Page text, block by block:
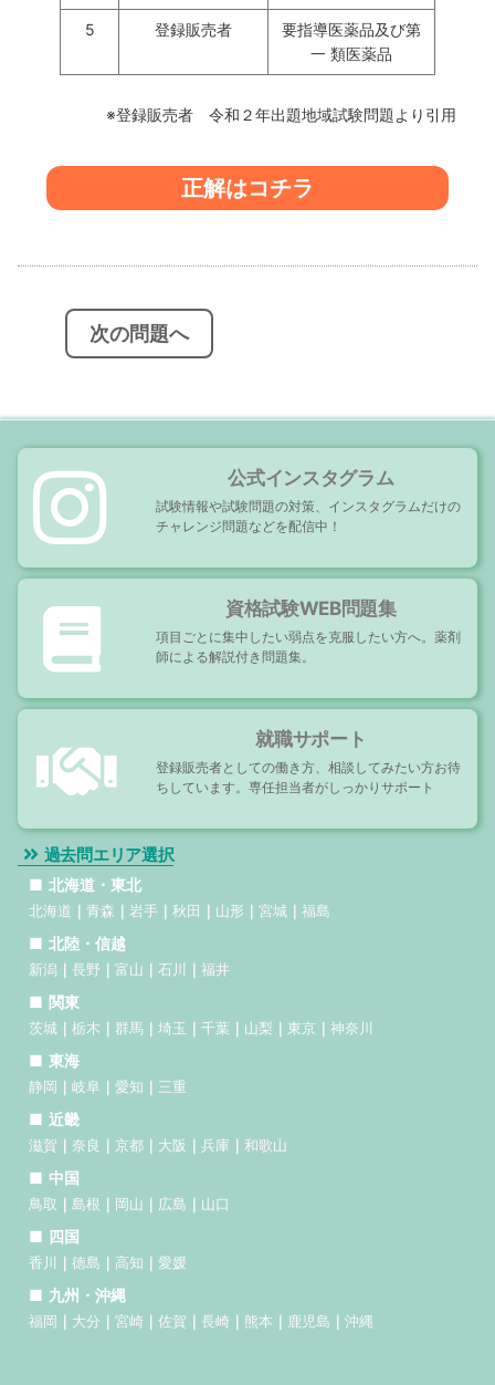
5 登録販売者
要指導医薬品及び第
一 類医薬品
※登録販売者 令和２年出題地域試験問題より引用
正解はコチラ
ン
次の問題へ
公式インスタグラム
試験情報や試験問題の対策、インスタグラムだけの
チャレンジ問題などを配信中！
資格試験WEB問題集
項目ごとに集中したい弱点を克服したい方へ。薬剤
師による解説付き問題集。
就職サポート
登録販売者としての働き方、相談してみたい方お待
ちしています。専任担当者がしっかりサポート
過去問エリア選択
北海道・東北
北海道 青森 岩手 秋田 山形 宮城 福島
北陸・信越
新潟 長野 富山 石川 福井
関東
茨城 栃木 群馬 埼玉 千葉 山梨 東京 神奈川
東海
静岡 岐阜 愛知 三重
近畿
滋賀 奈良 京都 大阪 兵庫 和歌山
中国
鳥取 島根 岡山 広島 山口
四国
香川 徳島 高知 愛媛
九州・沖縄
福岡 大分 宮崎 佐賀 長崎 熊本 鹿児島 沖縄